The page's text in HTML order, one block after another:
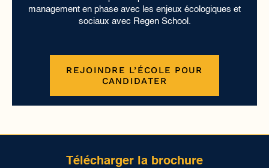
management en phase avec les enjeux écologiques et
sociaux avec Regen School.
REJOINDRE L’ÉCOLE POUR
CANDIDATER
Télécharger la brochure